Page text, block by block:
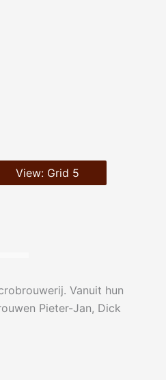
View: Grid 5
Vanuit hun
Pieter-Jan, Dick